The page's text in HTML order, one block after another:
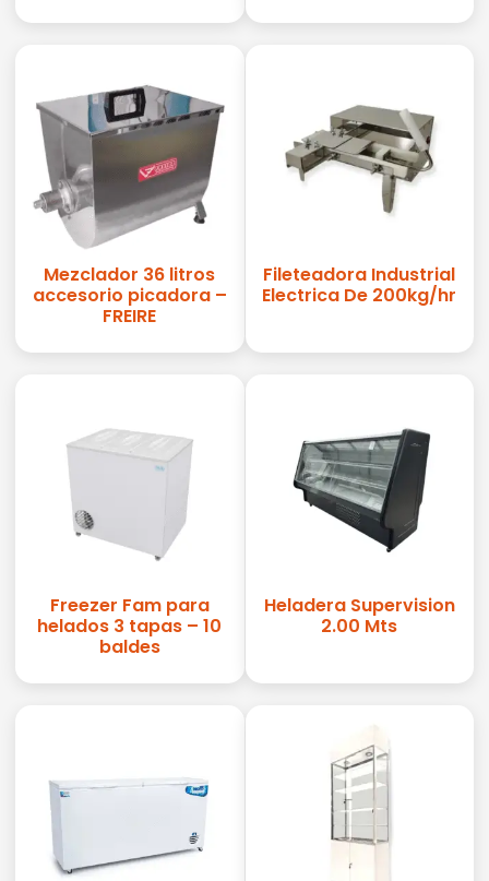
Mezclador 36 litros
accesorio picadora –
FREIRE
Fileteadora Industrial
Electrica De 200kg/hr
Freezer Fam para
helados 3 tapas – 10
baldes
Heladera Supervision
2.00 Mts